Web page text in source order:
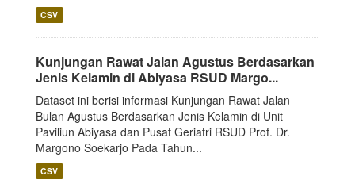
CSV
Kunjungan Rawat Jalan Agustus Berdasarkan
Jenis Kelamin di Abiyasa RSUD Margo...
Dataset ini berisi informasi Kunjungan Rawat Jalan
Bulan Agustus Berdasarkan Jenis Kelamin di Unit
Paviliun Abiyasa dan Pusat Geriatri RSUD Prof. Dr.
Margono Soekarjo Pada Tahun...
CSV